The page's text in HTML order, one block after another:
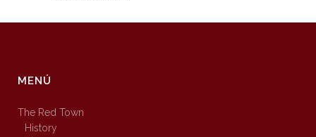
MENÚ
The Red Town
History